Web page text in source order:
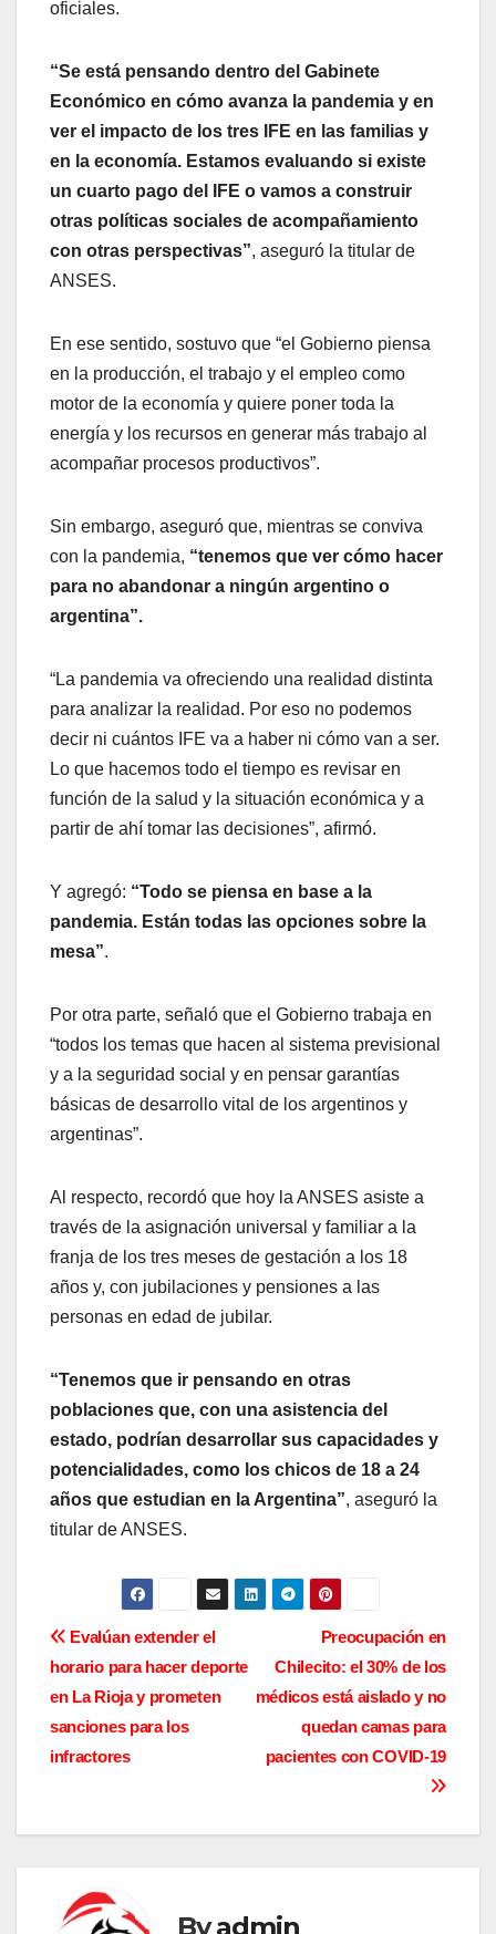
oficiales.
“Se está pensando dentro del Gabinete
Económico en cómo avanza la pandemia y en
ver el impacto de los tres IFE en las familias y
en la economía. Estamos evaluando si existe
un cuarto pago del IFE o vamos a construir
otras políticas sociales de acompañamiento
con otras perspectivas”, aseguró la titular de
ANSES.
En ese sentido, sostuvo que “el Gobierno piensa
en la producción, el trabajo y el empleo como
motor de la economía y quiere poner toda la
energía y los recursos en generar más trabajo al
acompañar procesos productivos”.
Sin embargo, aseguró que, mientras se conviva
con la pandemia, “tenemos que ver cómo hacer
para no abandonar a ningún argentino o
argentina”.
“La pandemia va ofreciendo una realidad distinta
para analizar la realidad. Por eso no podemos
decir ni cuántos IFE va a haber ni cómo van a ser.
Lo que hacemos todo el tiempo es revisar en
función de la salud y la situación económica y a
partir de ahí tomar las decisiones”, afirmó.
Y agregó: “Todo se piensa en base a la
pandemia. Están todas las opciones sobre la
mesa”.
Por otra parte, señaló que el Gobierno trabaja en
“todos los temas que hacen al sistema previsional
y a la seguridad social y en pensar garantías
básicas de desarrollo vital de los argentinos y
argentinas”.
Al respecto, recordó que hoy la ANSES asiste a
través de la asignación universal y familiar a la
franja de los tres meses de gestación a los 18
años y, con jubilaciones y pensiones a las
personas en edad de jubilar.
“Tenemos que ir pensando en otras
poblaciones que, con una asistencia del
estado, podrían desarrollar sus capacidades y
potencialidades, como los chicos de 18 a 24
años que estudian en la Argentina”, aseguró la
titular de ANSES.
N
a
v
g
c
Preocupación en
Chilecito: el 30% de los
médicos está aislado y no
quedan camas para
pacientes con COVID-19
Evalúan extender el
horario para hacer deporte
en La Rioja y prometen
sanciones para los
infractores
Byadmin